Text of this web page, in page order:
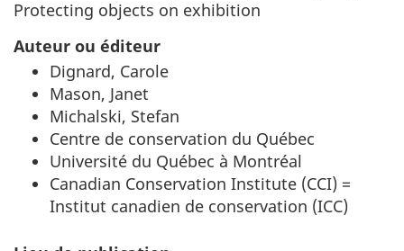
Protecting objects on exhibition
Auteur ou éditeur
Dignard, Carole
Mason, Janet
Michalski, Stefan
Centre de conservation du Québec
Université du Québec à Montréal
Canadian Conservation Institute (CCI) =
Institut canadien de conservation (ICC)